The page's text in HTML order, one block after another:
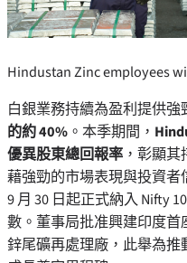
Hindustan Zinc employees
白銀業務持續為盈利提供強
的約 40% 。本季期間，
優異股東總回報率 ，彰顯
藉強勁的市場表現與投資者
9 月 30 日起正式納入 Nifty
數。董事局批准興建印度首
鋅尾礦再處理廠，此舉為